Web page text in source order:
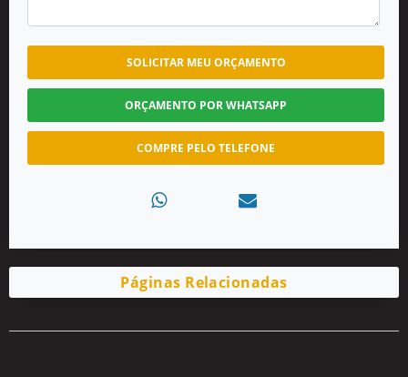
SOLICITAR MEU ORÇAMENTO
ORÇAMENTO POR WHATSAPP
COMPRE PELO TELEFONE
Páginas Relacionadas